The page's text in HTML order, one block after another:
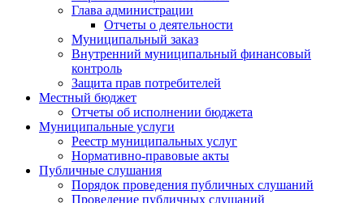
Глава администрации
Отчеты о деятельности
Муниципальный заказ
Внутренний муниципальный финансовый
контроль
Защита прав потребителей
Местный бюджет
Отчеты об исполнении бюджета
Муниципальные услуги
Реестр муниципальных услуг
Нормативно-правовые акты
Публичные слушания
Порядок проведения публичных слушаний
Проведение публичных слушаний